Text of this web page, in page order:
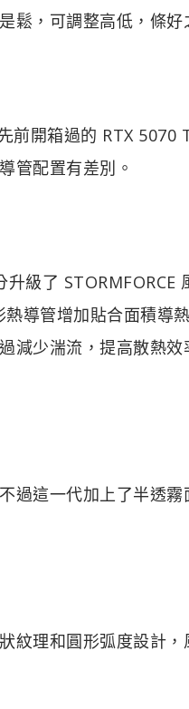
鬆，可調整高低，條好
前開箱過的 RTX 5070
管配置有差別。
級了 STORMFORCE
導管增加貼合面積導
減少湍流，提高散熱
過這一代加上了半透
紋理和圓形弧度設計